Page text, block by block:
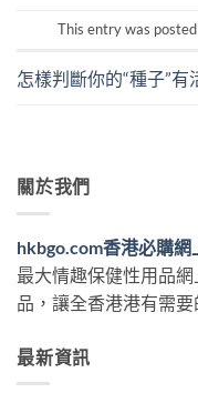
This entry was
怎樣判斷你的“種子”有
關於我們
hkbgo.com香港必購網
最大情趣保健性用品
品，讓全香港港有需
最新資訊